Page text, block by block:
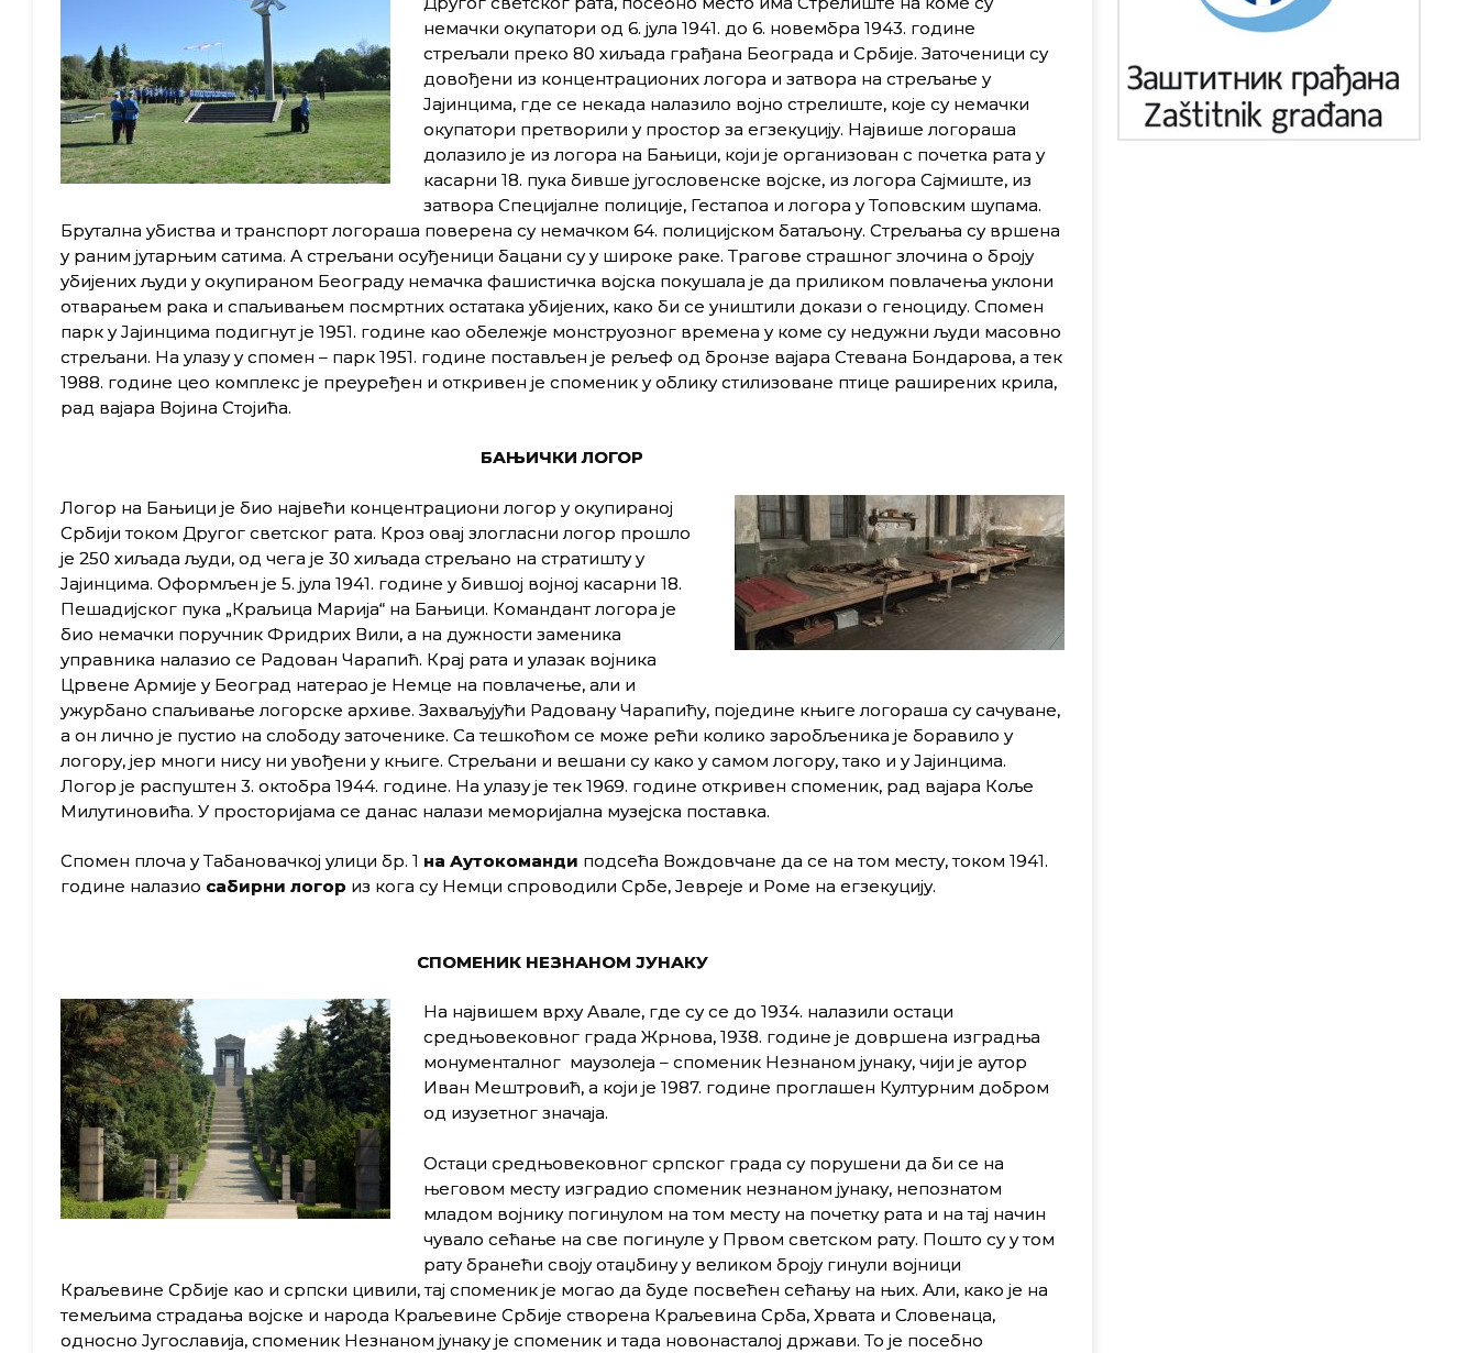
немачки окупатори од 6. јула 1941. до 6. новембра 1943. године
стрељали преко 80 хиљада грађана Београда и Србије. Заточеници су
довођени из концентрационих логора и затвора на стрељање у
Јајинцима, где се некада налазило војно стрелиште, које су немачки
окупатори претворили у простор за егзекуцију. Највише логораша
долазило је из логора на Бањици, који је организован с почетка рата у
касарни 18. пука бивше југословенске војске, из логора Сајмиште, из
затвора Специјалне полиције, Гестапоа и логора у Топовским шупама.
Брутална убиства и транспорт логораша поверена су немачком 64. полицијском батаљону. Стрељања су вршена
у раним јутарњим сатима. А стрељани осуђеници бацани су у широке раке. Трагове страшног злочина о броју
убијених људи у окупираном Београду немачка фашистичка војска покушала је да приликом повлачења уклони
отварањем рака и спаљивањем посмртних остатака убијених, како би се уништили докази о геноциду. Спомен
парк у Јајинцима подигнут је 1951. године као обележје монструозног времена у коме су недужни људи масовно
стрељани. На улазу у спомен – парк 1951. године постављен је рељеф од бронзе вајара Стевана Бондарова, а тек
1988. године цео комплекс је преуређен и откривен је споменик у облику стилизоване птице раширених крила,
рад вајара Војина Стојића.
БАЊИЧКИ ЛОГОР
Логор на Бањици је био највећи концентрациони логор у окупираној
Србији током Другог светског рата. Кроз овај злогласни логор прошло
је 250 хиљада људи, од чега је 30 хиљада стрељано на стратишту у
Јајинцима. Оформљен је 5. јула 1941. године у бившој војној касарни 18.
Пешадијског пука „Краљица Марија“ на Бањици. Командант логора је
био немачки поручник Фридрих Вили, а на дужности заменика
управника налазио се Радован Чарапић. Крај рата и улазак војника
Црвене Армије у Београд натерао је Немце на повлачење, али и
ужурбано спаљивање логорске архиве. Захваљујући Радовану Чарапићу, поједине књиге логораша су сачуване,
а он лично је пустио на слободу заточенике. Са тешкоћом се може рећи колико заробљеника је боравило у
логору, јер многи нису ни увођени у књиге. Стрељани и вешани су како у самом логору, тако и у Јајинцима.
Логор је распуштен 3. октобра 1944. године. На улазу је тек 1969. године откривен споменик, рад вајара Коље
Милутиновића. У просторијама се данас налази меморијална музејска поставка.
Спомен плоча у Табановачкој улици бр. 1 на Аутокоманди подсећа Вождовчане да се на том месту, током 1941.
године налазио сабирни логор из кога су Немци спроводили Србе, Јевреје и Роме на егзекуцију.
СПОМЕНИК НЕЗНАНОМ ЈУНАКУ
На највишем врху Авале, где су се до 1934. налазили остаци
средњовековног града Жрнова, 1938. године је довршена изградња
монументалног маузолеја – споменик Незнаном јунаку, чији је аутор
Иван Мештровић, а који је 1987. године проглашен Културним добром
од изузетног значаја.
Остаци средњовековног српског града су порушени да би се на
његовом месту изградио споменик незнаном јунаку, непознатом
младом војнику погинулом на том месту на почетку рата и на тај начин
чувало сећање на све погинуле у Првом светском рату. Пошто су у том
рату бранећи своју отаџбину у великом броју гинули војници
Краљевине Србије као и српски цивили, тај споменик је могао да буде посвећен сећању на њих. Али, како је на
темељима страдања војске и народа Краљевине Србије створена Краљевина Срба, Хрвата и Словенаца,
односно Југославија, споменик Незнаном јунаку је споменик и тада новонасталој држави. То је посебно